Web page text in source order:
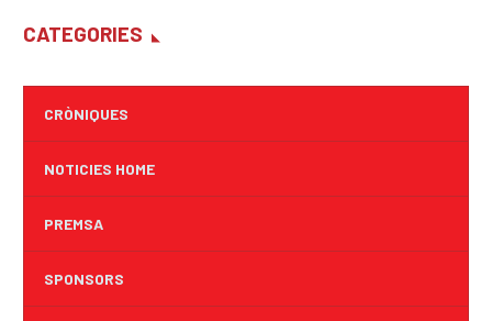
CATEGORIES
CRÒNIQUES
NOTICIES HOME
PREMSA
SPONSORS